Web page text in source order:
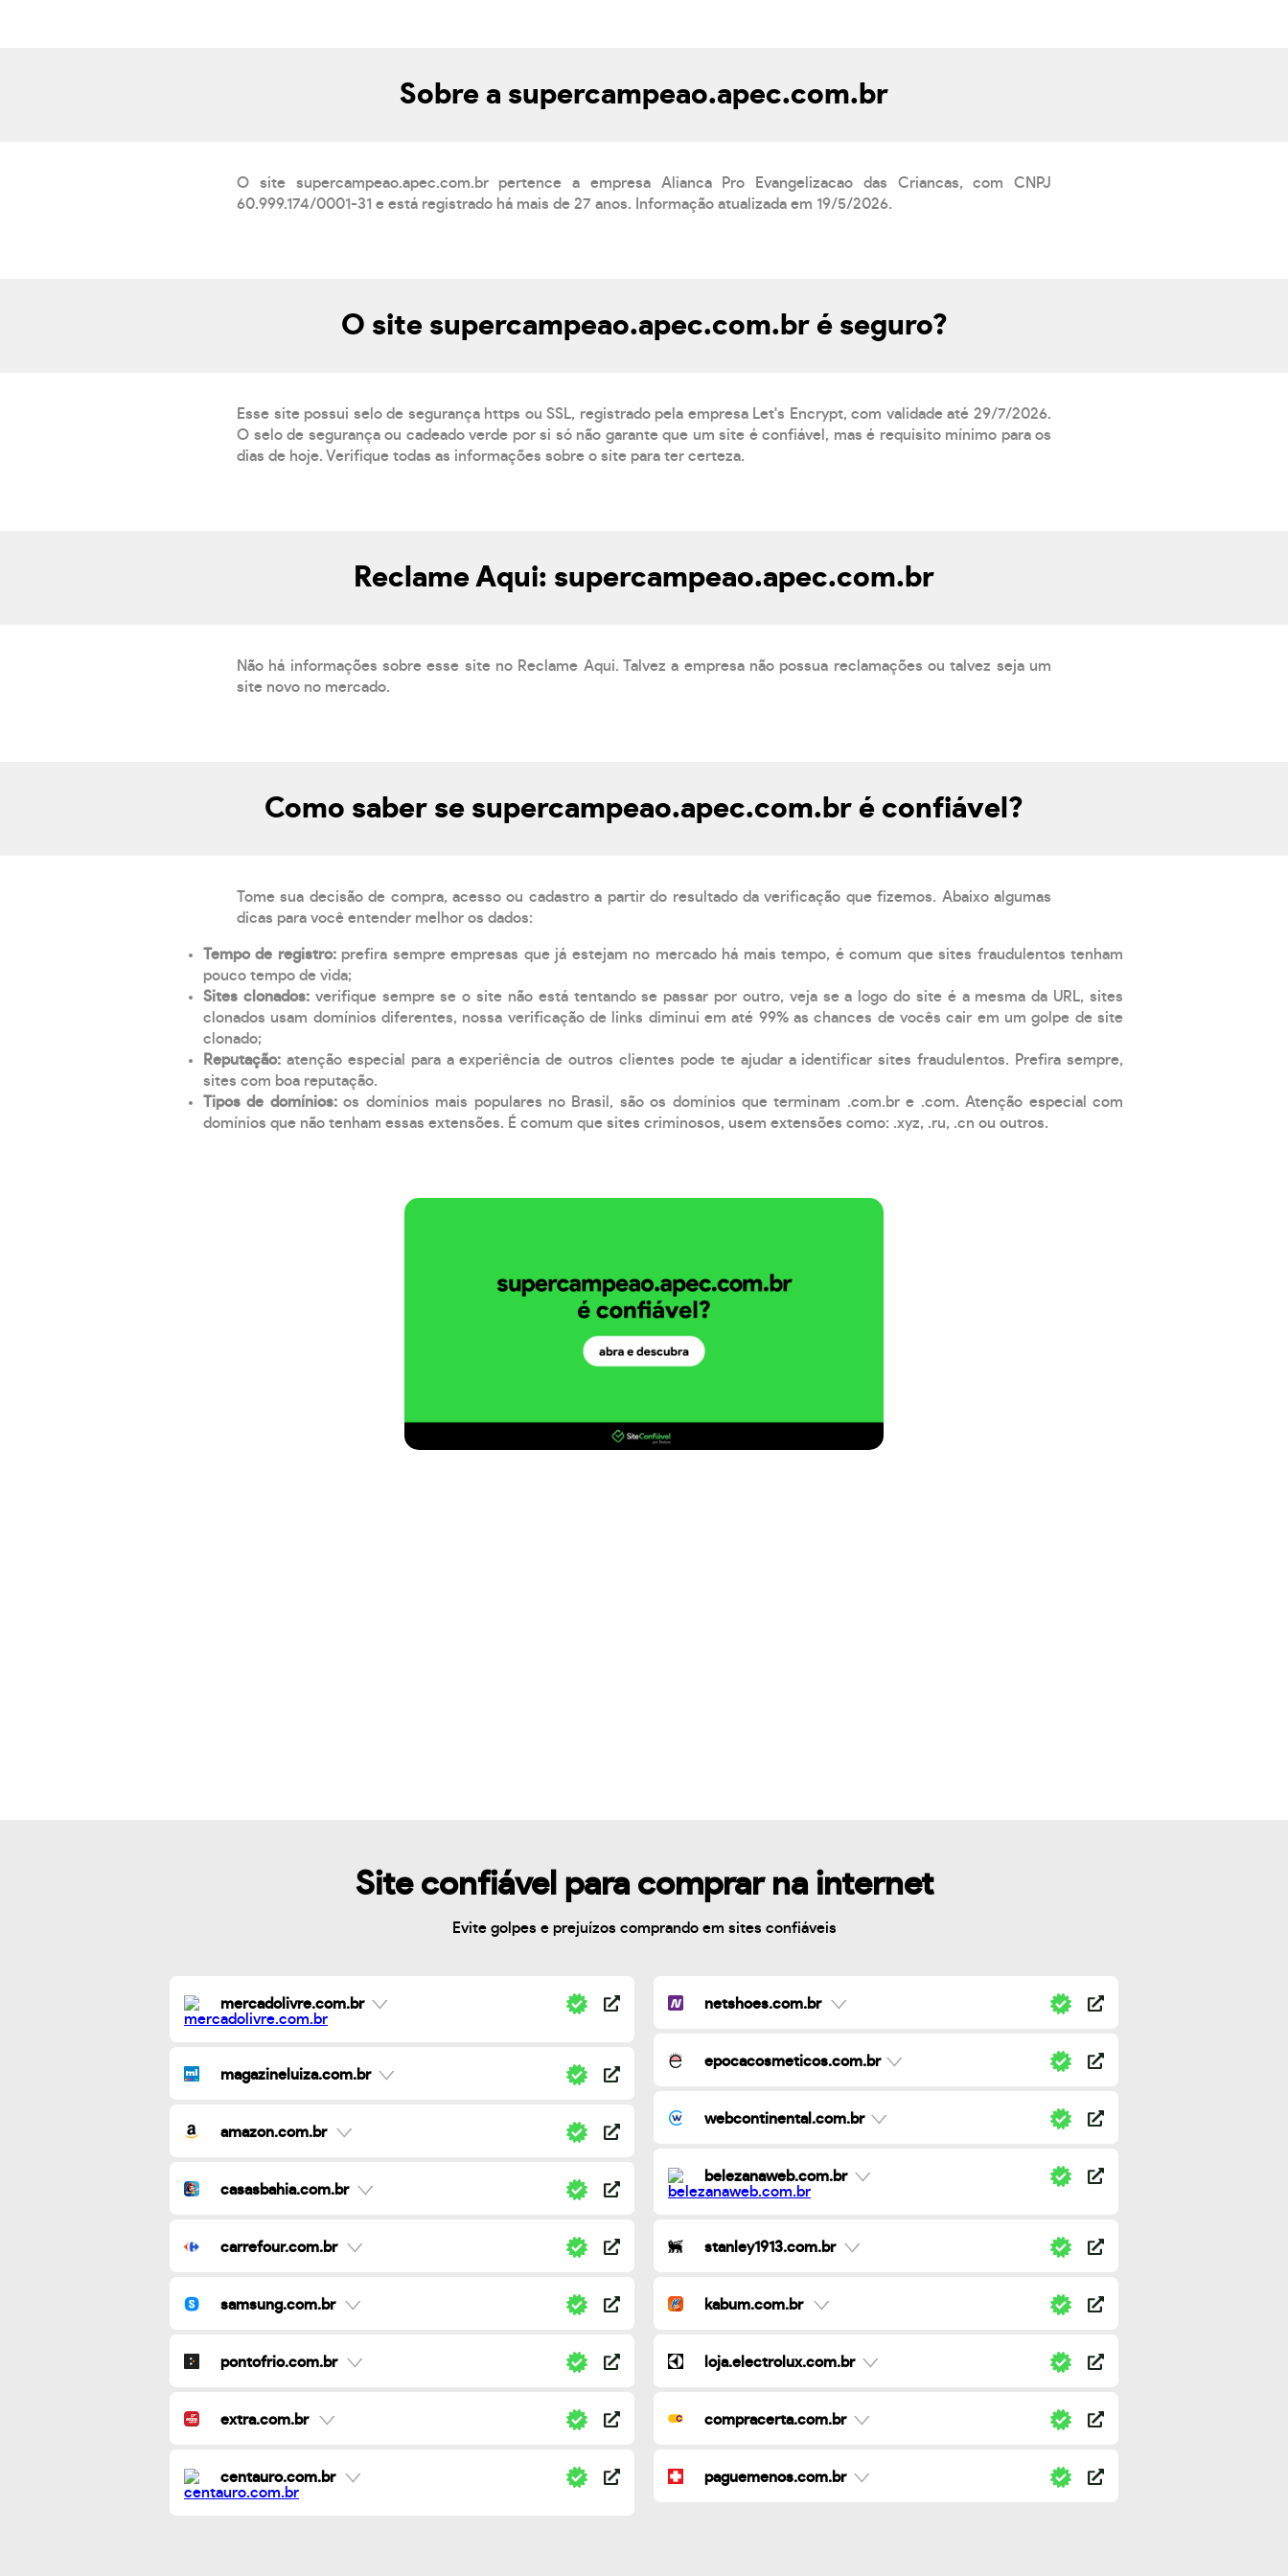
Sobre a supercampeao.apec.com.br
O site supercampeao.apec.com.br pertence a empresa Alianca Pro Evangelizacao das Criancas, com CNPJ
60.999.174/0001-31 e está registrado há mais de 27 anos. Informação atualizada em 19/5/2026.
O site supercampeao.apec.com.br é seguro?
Esse site possui selo de segurança https ou SSL, registrado pela empresa Let's Encrypt, com validade até 29/7/2026.
O selo de segurança ou cadeado verde por si só não garante que um site é confiável, mas é requisito mínimo para os
dias de hoje. Verifique todas as informações sobre o site para ter certeza.
Reclame Aqui: supercampeao.apec.com.br
Não há informações sobre esse site no Reclame Aqui. Talvez a empresa não possua reclamações ou talvez seja um
site novo no mercado.
Como saber se supercampeao.apec.com.br é confiável?
Tome sua decisão de compra, acesso ou cadastro a partir do resultado da verificação que fizemos. Abaixo algumas
dicas para você entender melhor os dados:
Tempo de registro: prefira sempre empresas que já estejam no mercado há mais tempo, é comum que sites fraudulentos tenham
pouco tempo de vida;
Sites clonados: verifique sempre se o site não está tentando se passar por outro, veja se a logo do site é a mesma da URL, sites
clonados usam domínios diferentes, nossa verificação de links diminui em até 99% as chances de vocês cair em um golpe de site
clonado;
Reputação: atenção especial para a experiência de outros clientes pode te ajudar a identificar sites fraudulentos. Prefira sempre,
sites com boa reputação.
Tipos de domínios:os domínios mais populares no Brasil, são os domínios que terminam .com.br e .com. Atenção especial com
domínios que não tenham essas extensões. É comum que sites criminosos, usem extensões como: .xyz, .ru, .cn ou outros.
Site confiável para comprar na internet
Evite golpes e prejuízos comprando em sites confiáveis
mercadolivre.com.br
magazineluiza.com.br
amazon.com.br
casasbahia.com.br
carrefour.com.br
samsung.com.br
pontofrio.com.br
extra.com.br
centauro.com.br
netshoes.com.br
epocacosmeticos.com.br
webcontinental.com.br
belezanaweb.com.br
stanley1913.com.br
kabum.com.br
loja.electrolux.com.br
compracerta.com.br
paguemenos.com.br